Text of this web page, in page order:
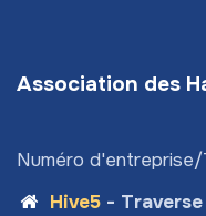
Association des
Numéro
Hive5- Traverse